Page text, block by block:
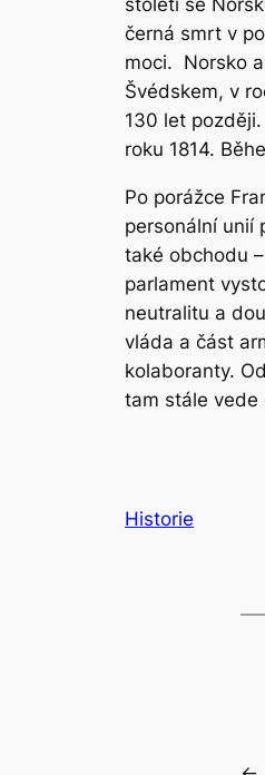
století se
černá smrt v
moci. Norsko
Švédskem, v
130 let
roku 1814.
Po porážce
personální unií
také obchodu
parlament
neutralitu a
vláda a část
kolaboranty.
tam stále vede
Historie